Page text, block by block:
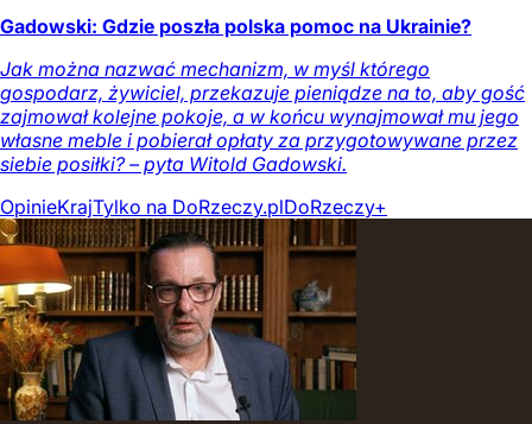
Gadowski: Gdzie poszła polska pomoc na Ukrainie?
Jak można nazwać mechanizm, w myśl którego
gospodarz, żywiciel, przekazuje pieniądze na to, aby gość
zajmował kolejne pokoje, a w końcu wynajmował mu jego
własne meble i pobierał opłaty za przygotowywane przez
siebie posiłki? – pyta Witold Gadowski.
OpinieKrajTylko na DoRzeczy.plDoRzeczy+